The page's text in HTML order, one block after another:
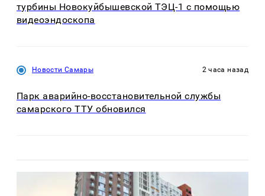
турбины Новокуйбышевской ТЭЦ-1 с помощью
видеоэндоскопа
Новости Самары 2 часа назад
Парк аварийно-восстановительной службы
самарского ТТУ обновился